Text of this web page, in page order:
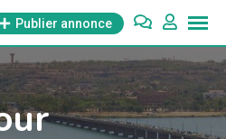
Publier annonce